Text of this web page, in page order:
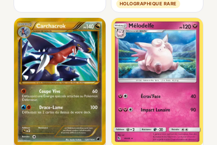
HOLOGRAPHIQUE RARE